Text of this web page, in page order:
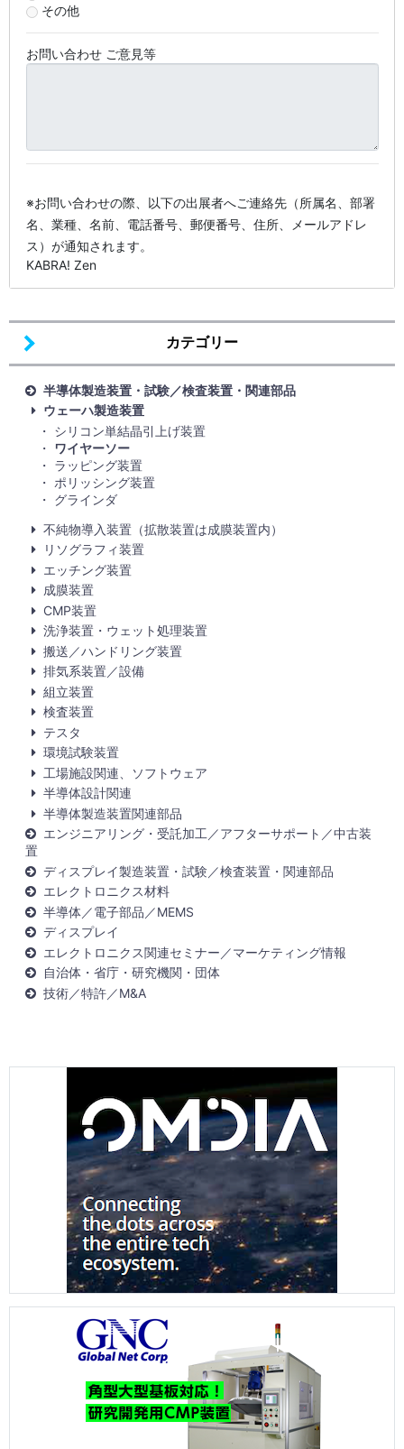
カテゴリー
半導体製造装置・試験／検査装置・関連部品
ウェーハ製造装置
シリコン単結晶引上げ装置
ワイヤーソー
ラッピング装置
ポリッシング装置
グラインダ
不純物導入装置（拡散装置は成膜装置内）
リソグラフィ装置
エッチング装置
成膜装置
CMP装置
洗浄装置・ウェット処理装置
搬送／ハンドリング装置
排気系装置／設備
組立装置
検査装置
テスタ
環境試験装置
工場施設関連、ソフトウェア
半導体設計関連
半導体製造装置関連部品
エンジニアリング・受託加工／アフターサポート／中古装
置
ディスプレイ製造装置・試験／検査装置・関連部品
エレクトロニクス材料
半導体／電子部品／MEMS
ディスプレイ
エレクトロニクス関連セミナー／マーケティング情報
自治体・省庁・研究機関・団体
技術／特許／M&A
その他
お問い合わせ ご意見等
※お問い合わせの際、以下の出展者へご連絡先（所属名、部署
名、業種、名前、電話番号、郵便番号、住所、メールアドレ
ス）が通知されます。
KABRA! Zen